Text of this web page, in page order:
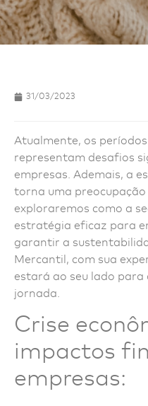
31/03/2023
Atualmente, os
representam desafios
empresas. Ademais, a
torna uma
exploraremos como a
estratégia eficaz para
garantir a
Mercantil, com sua
estará ao seu lado
jornada.
Crise
impactos
empresas: